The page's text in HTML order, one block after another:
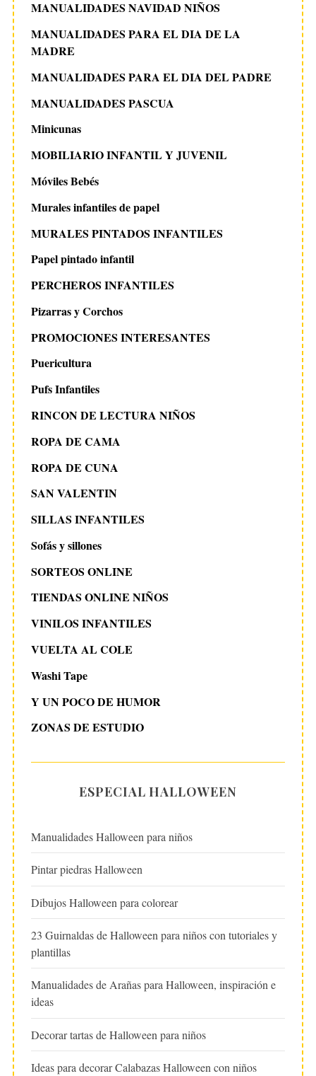
MANUALIDADES NAVIDAD NIÑOS
MANUALIDADES PARA EL DIA DE LA
MADRE
MANUALIDADES PARA EL DIA DEL PADRE
MANUALIDADES PASCUA
Minicunas
MOBILIARIO INFANTIL Y JUVENIL
Móviles Bebés
Murales infantiles de papel
MURALES PINTADOS INFANTILES
Papel pintado infantil
PERCHEROS INFANTILES
Pizarras y Corchos
PROMOCIONES INTERESANTES
Puericultura
Pufs Infantiles
RINCON DE LECTURA NIÑOS
ROPA DE CAMA
ROPA DE CUNA
SAN VALENTIN
SILLAS INFANTILES
Sofás y sillones
SORTEOS ONLINE
TIENDAS ONLINE NIÑOS
VINILOS INFANTILES
VUELTA AL COLE
Washi Tape
Y UN POCO DE HUMOR
ZONAS DE ESTUDIO
ESPECIAL HALLOWEEN
Manualidades Halloween para niños
Pintar piedras Halloween
Dibujos Halloween para colorear
23 Guirnaldas de Halloween para niños con tutoriales y
plantillas
Manualidades de Arañas para Halloween, inspiración e
ideas
Decorar tartas de Halloween para niños
Ideas para decorar Calabazas Halloween con niños